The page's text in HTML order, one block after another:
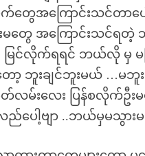
တွေအကြောင်းသင်တာပေ
တွေ အကြောင်းသင်ရတဲ့
း မြင်လိုက်ရရင် ဘယ်လို မှ
ော့ ဘူးချင်ဘူးမယ် …မဘူ
ာတ်လမ်းလေး ပြန်စလိုက်
ေါ့ဗျာ ..ဘယ်မှမသွား